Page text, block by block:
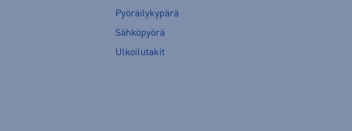
Pyöräilykypärä
Sähköpyörä
Ulkoilutakit